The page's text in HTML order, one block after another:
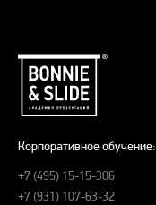
Корпоративное обучение:
+7 (495) 15-15-306
+7 (931) 107-63-32